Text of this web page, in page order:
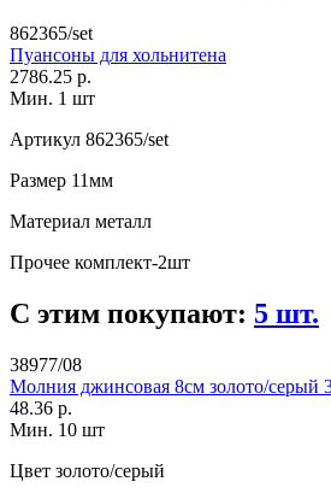
862365/set
Пуансоны для хольнитена
2786.25 р.
Мин. 1 шт
Артикул 862365/set
Размер 11мм
Материал металл
Прочее комплект-2шт
С этим покупают: 5 шт.
38977/08
Молния джинсовая 8см золото/серый
48.36 р.
Мин. 10 шт
Цвет золото/серый